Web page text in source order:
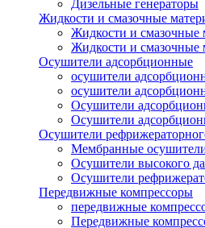
Дизельные генераторы
Жидкости и смазочные
Жидкости и смазочные
Жидкости и смазочные
Осушители адсорбционные
осушители
осушители
Осушители
Осушители
Осушители
Мембранные
Осушители высокого
Осушители
Передвижные компрессоры
передвижные
Передвижные